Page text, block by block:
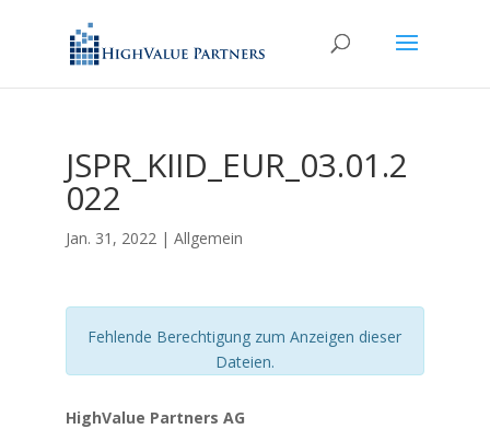
JSPR_KIID_EUR_03.01.2
022
Jan. 31, 2022| Allgemein
Fehlende Berechtigung zum Anzeigen dieser
Dateien.
HighValue Partners AG